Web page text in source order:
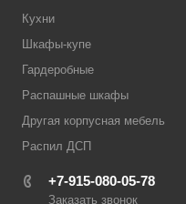
Кухни
Шкафы-купе
Гардеробные
Распашные шкафы
Другая корпусная мебель
Распил ДСП
+7-915-080-05-78
Заказать звонок